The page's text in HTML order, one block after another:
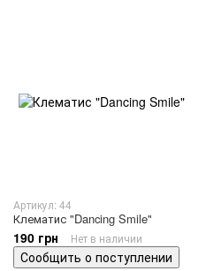
Артикул: 44
Клематис "Dancing Smile"
190 грн Нет в наличии
Сообщить о поступлении